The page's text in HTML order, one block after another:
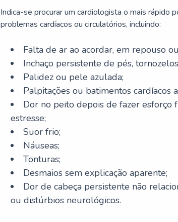
Indica-se procurar um cardiologista o mais rápido
problemas cardíacos ou circulatórios, incluindo:
Falta de ar ao acordar, em repouso
Inchaço persistente de pés,
Palidez ou pele azulada;
Palpitações ou batimentos cardíacos
Dor no peito depois de fazer esforço
estresse;
Suor frio;
Náuseas;
Tonturas;
Desmaios sem explicação aparente;
Dor de cabeça persistente não
ou distúrbios neurológicos.